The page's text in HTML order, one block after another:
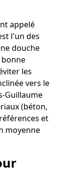
appelé
l'un des
douche
les
vers le
Guillaume
(béton,
et
moyenne